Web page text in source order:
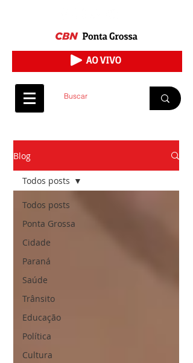
Blog
Todos posts
Ponta Grossa
Cidade
Paraná
Saúde
Trânsito
Educação
Política
Cultura
Todos posts